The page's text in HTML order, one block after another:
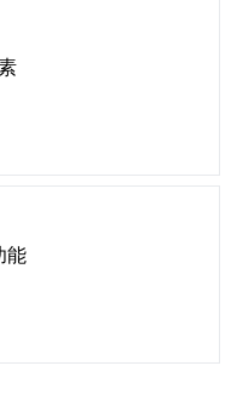
能